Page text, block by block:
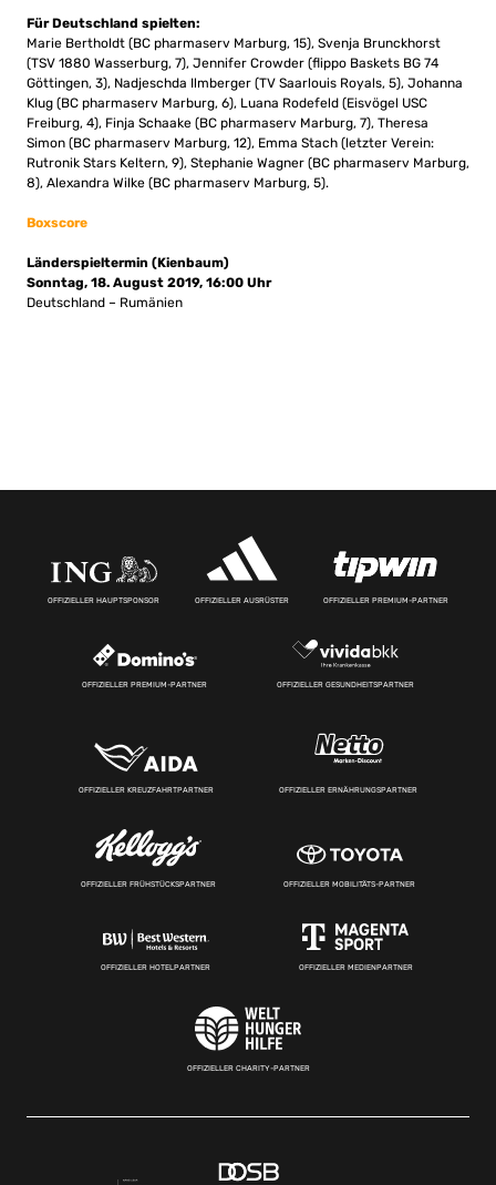
Für Deutschland spielten:
Marie Bertholdt (BC pharmaserv Marburg, 15), Svenja Brunckhorst
(TSV 1880 Wasserburg, 7), Jennifer Crowder (flippo Baskets BG 74
Göttingen, 3), Nadjeschda Ilmberger (TV Saarlouis Royals, 5), Johanna
Klug (BC pharmaserv Marburg, 6), Luana Rodefeld (Eisvögel USC
Freiburg, 4), Finja Schaake (BC pharmaserv Marburg, 7), Theresa
Simon (BC pharmaserv Marburg, 12), Emma Stach (letzter Verein:
Rutronik Stars Keltern, 9), Stephanie Wagner (BC pharmaserv Marburg,
8), Alexandra Wilke (BC pharmaserv Marburg, 5).
Boxscore
Länderspieltermin (Kienbaum)
Sonntag, 18. August 2019, 16:00 Uhr
Deutschland – Rumänien
OFFIZIELLER HAUPTSPONSOR OFFIZIELLER AUSRÜSTER OFFIZIELLER PREMIUM-PARTNER
OFFIZIELLER PREMIUM-PARTNER OFFIZIELLER GESUNDHEITSPARTNER
OFFIZIELLER KREUZFAHRTPARTNER OFFIZIELLER ERNÄHRUNGSPARTNER
OFFIZIELLER FRÜHSTÜCKSPARTNER OFFIZIELLER MOBILITÄTS-PARTNER
OFFIZIELLER HOTELPARTNER OFFIZIELLER MEDIENPARTNER
OFFIZIELLER CHARITY-PARTNER